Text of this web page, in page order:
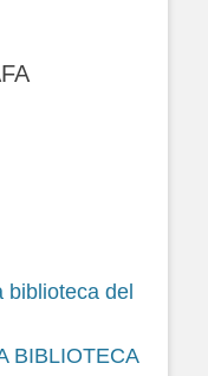
biblioteca del
BIBLIOTECA